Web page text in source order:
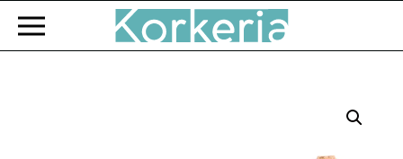
Zum Hauptinhalt springen